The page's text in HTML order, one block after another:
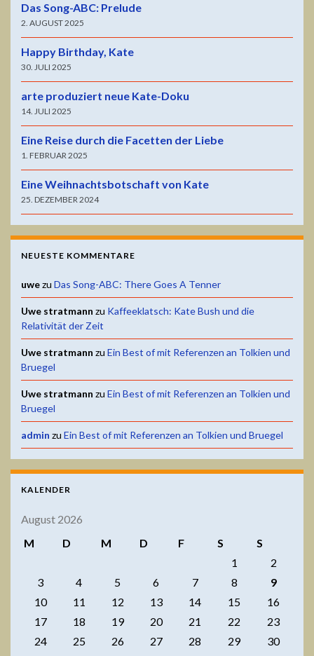
Das Song-ABC: Prelude
2. AUGUST 2025
Happy Birthday, Kate
30. JULI 2025
arte produziert neue Kate-Doku
14. JULI 2025
Eine Reise durch die Facetten der Liebe
1. FEBRUAR 2025
Eine Weihnachtsbotschaft von Kate
25. DEZEMBER 2024
NEUESTE KOMMENTARE
uwezu Das Song-ABC: There Goes A Tenner
Uwe stratmann zu Kaffeeklatsch: Kate Bush und die
Relativität der Zeit
Uwe stratmann zu Ein Best of mit Referenzen an Tolkien und
Bruegel
Uwe stratmann zu Ein Best of mit Referenzen an Tolkien und
Bruegel
admin zu Ein Best of mit Referenzen an Tolkien und Bruegel
KALENDER
August 2026
M
D M D F S
S
1
2
3
4 5 6 7 8
9
10
11 12 13 14 15
16
17
18 19 20 21 22
23
24
25 26 27 28 29
30